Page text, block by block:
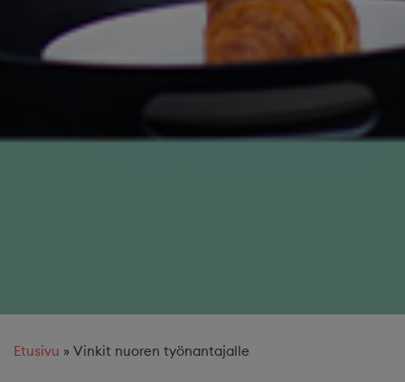
Etusivu » Vinkit nuoren työnantajalle